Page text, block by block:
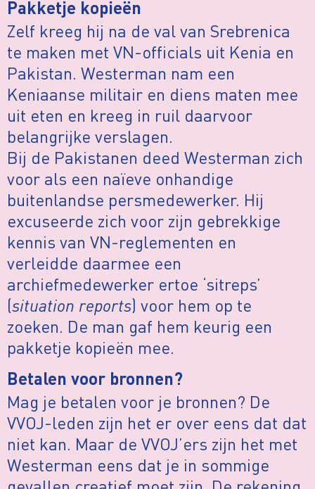
Pakketje kopieën
Zelf kreeg hij na de val van Srebrenica
te maken met VN-officials uit Kenia en
Pakistan. Westerman nam een
Keniaanse militair en diens maten mee
uit eten en kreeg in ruil daarvoor
belangrijke verslagen.
Bij de Pakistanen deed Westerman zich
voor als een naïeve onhandige
buitenlandse persmedewerker. Hij
excuseerde zich voor zijn gebrekkige
kennis van VN-reglementen en
verleidde daarmee een
archiefmedewerker ertoe ‘sitreps’
(situation reports) voor hem op te
zoeken. De man gaf hem keurig een
pakketje kopieën mee.
Betalen voor bronnen?
Mag je betalen voor je bronnen? De
VVOJ-leden zijn het er over eens dat dat
niet kan. Maar de VVOJ’ers zijn het met
Westerman eens dat je in sommige